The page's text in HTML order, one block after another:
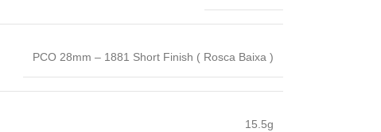
PCO 28mm – 1881 Short Finish ( Rosca Baixa )
15.5g